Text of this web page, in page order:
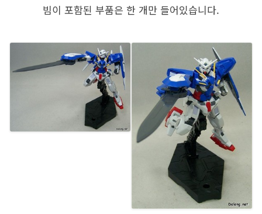
빔이 포함된 부품은 한 개만 들어있습니다.